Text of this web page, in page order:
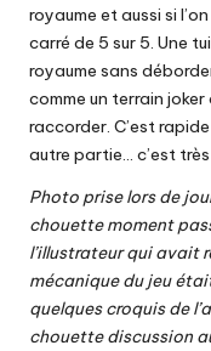
royaume et aussi si
carré de 5 sur 5. Une
royaume sans
comme un terrain
raccorder. C’est
autre partie… c’est
Photo prise lors de
chouette moment
l’illustrateur qui avait
mécanique du jeu
quelques croquis de
chouette discussion